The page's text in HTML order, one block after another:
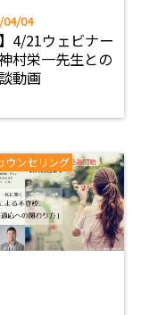
04
】4/21ウェビナー
村栄一先生との
動画
ウンセリング